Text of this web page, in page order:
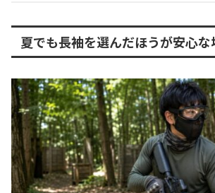
夏でも長袖を選んだほうが安心な